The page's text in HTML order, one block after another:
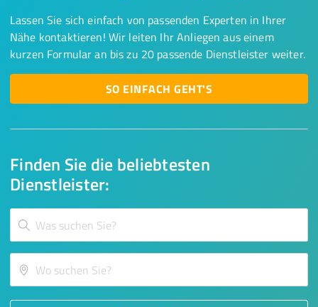
Finden Sie die beliebtesten
Dienstleister:
Lassen Sie sich einfach von passenden Experten in Ihrer
Nähe kontaktieren! Wir leiten Ihr Anliegen aus einem
kurzen Formular an bis zu 20 passende Dienstleister weiter.
SO EINFACH GEHT'S